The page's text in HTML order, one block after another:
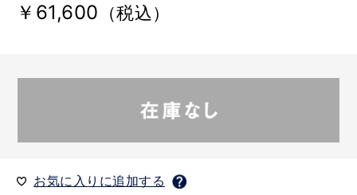
￥61,600 （税込）
お気に入りに追加する